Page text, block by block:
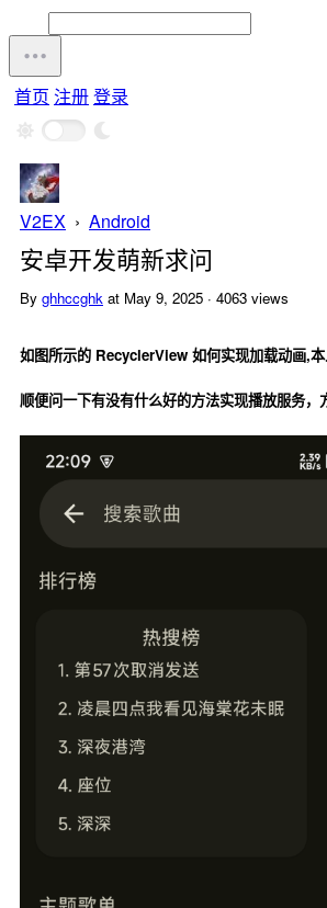
首页 注册登录
V2EX › Android
安卓开发萌新求问
By ghhccghk at May 9, 2025 · 4063 views
如图所示的 RecyclerView 如何实现加载动画,
顺便问一下有没有什么好的方法实现播放服务，